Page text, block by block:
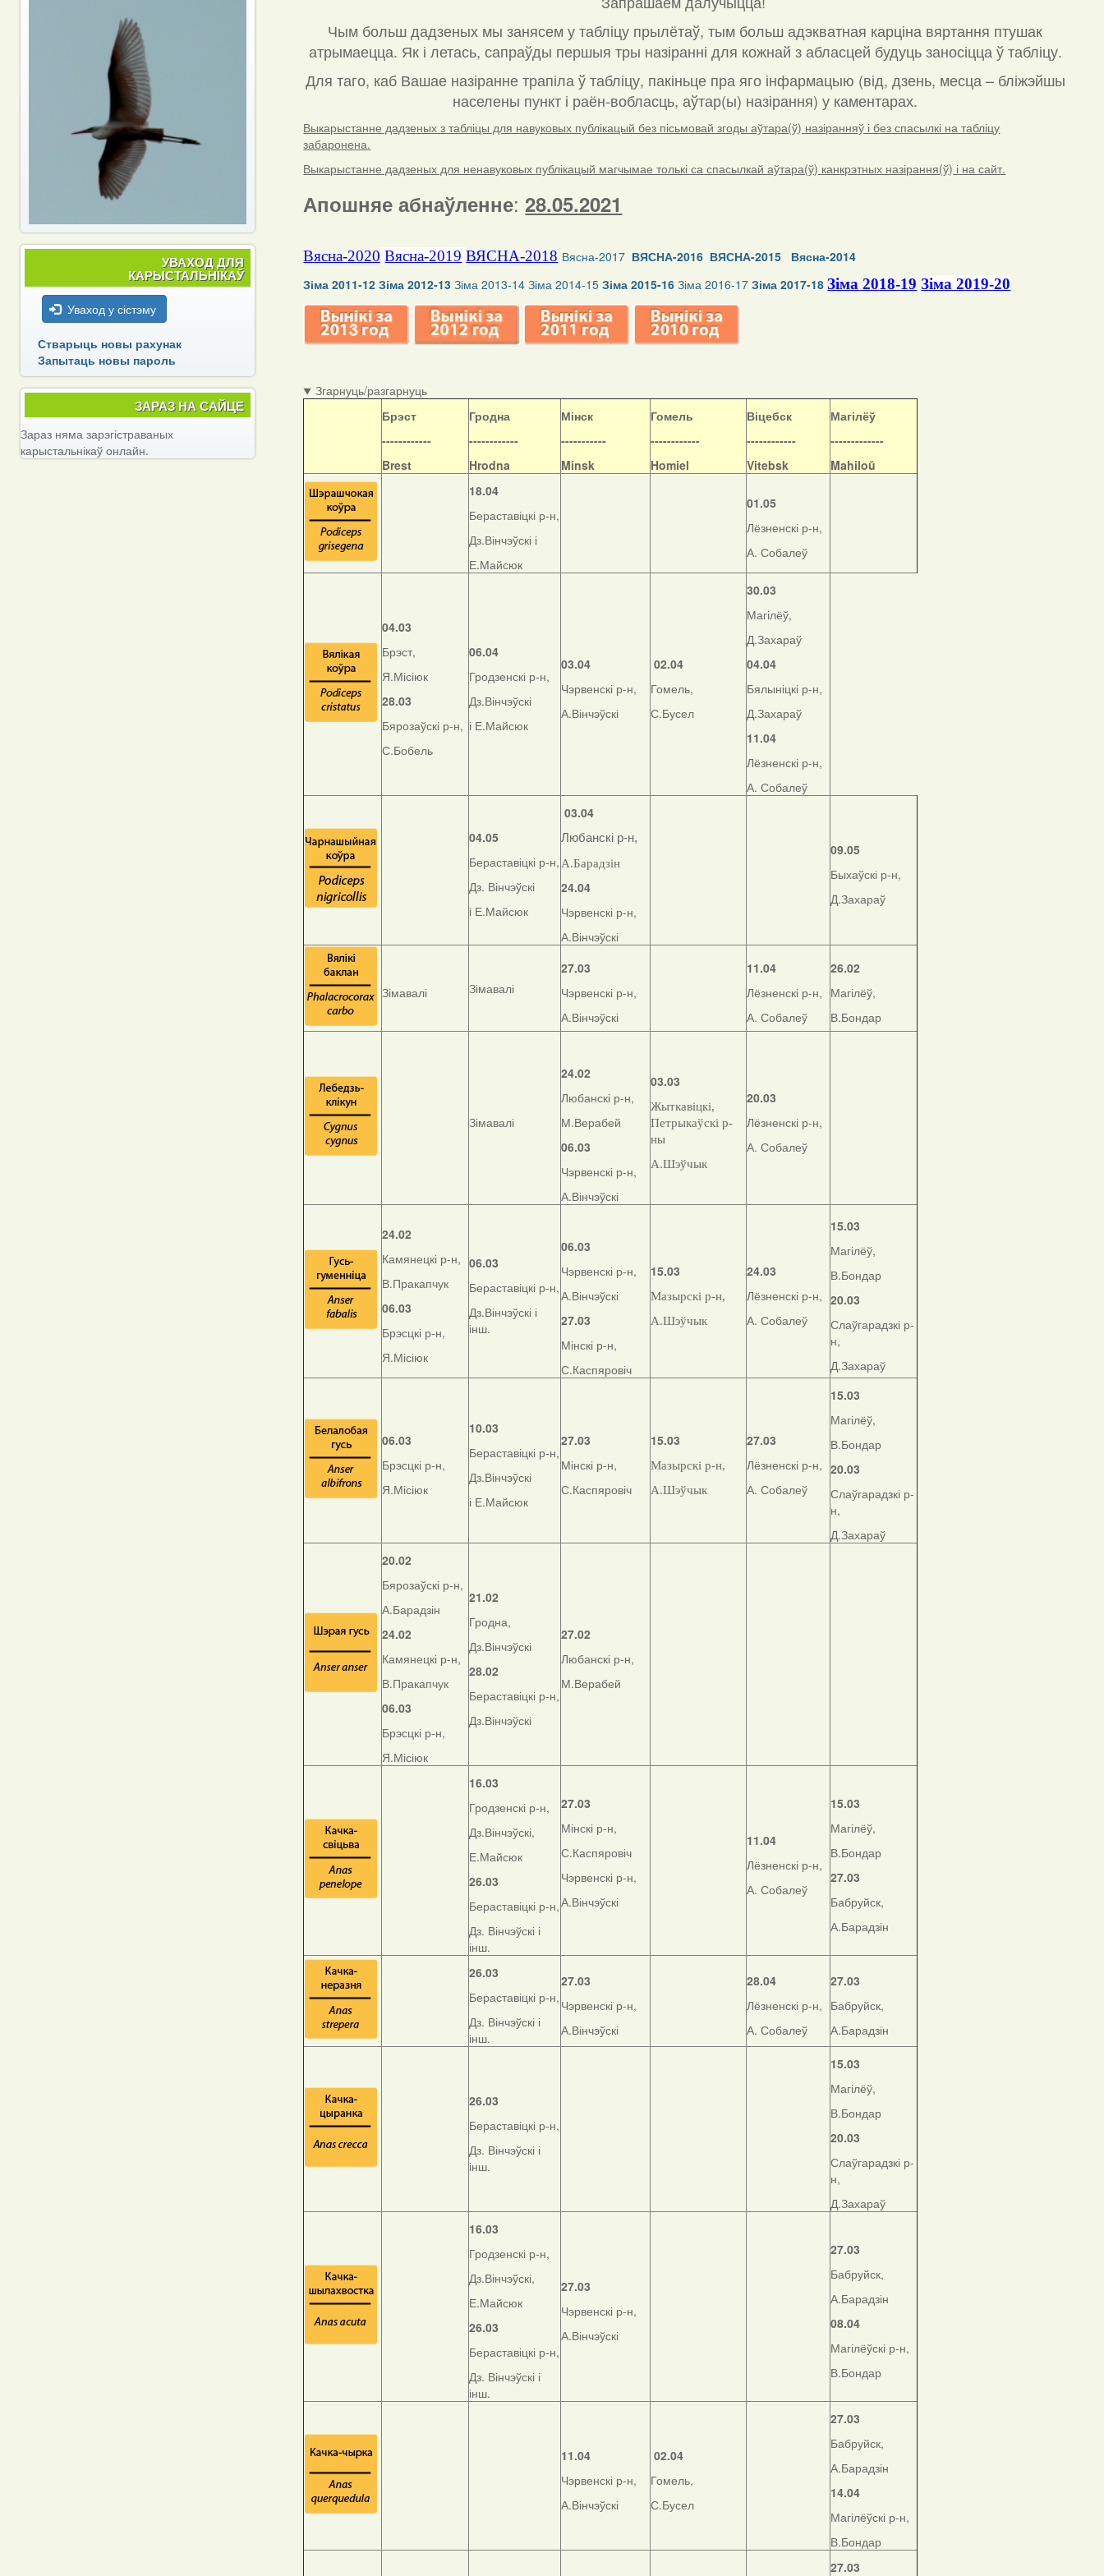
Чым больш дадзеных мы занясем у табліцу прылётаў, тым больш адэкватная карціна вяртання птушак
атрымаецца. Як і летась, сапраўды першыя тры назіранні для кожнай з абласцей будуць заносіцца ў табліцу.
Для таго, каб Вашае назіранне трапіла ў табліцу, пакіньце пра яго інфармацыю (від, дзень, месца – бліжэйшы
населены пункт і раён-вобласць, аўтар(ы) назірання) у каментарах.
Выкарыстанне дадзеных з табліцы для навуковых публікацый без пісьмовай згоды аўтара(ў) назіранняў і без спасылкі на табліцу
забаронена.
Выкарыстанне дадзеных для ненавуковых публікацый магчымае толькі са спасылкай аўтара(ў) канкрэтных назірання(ў) і на сайт.
Апошняе абнаўленне: 28.05.2021
Вясна-2020 Вясна-2019 ВЯСНА-2018 Вясна-2017 ВЯСНА-2016 ВЯСНА-2015
Вясна-2014
Зіма 2011-12 Зіма 2012-13 Зіма 2013-14 Зіма 2014-15 Зіма 2015-16 Зіма 2016-17 Зіма 2017-18 Зіма 2018-19 Зіма 2019-20
Згарнуць/разгарнуць
Брэст
------------
Brest
Гродна
------------
Hrodna
Мінск
-----------
Minsk
Гомель
------------
Homiel
Віцебск
------------
Vitebsk
Магілёў
-------------
Mahiloŭ
18.04
Бераставіцкі р-н,
Дз.Вінчэўскі і
Е.Майсюк
01.05
Лёзненскі р-н,
А. Собалеў
04.03
Брэст,
Я.Місіюк
28.03
Бярозаўскі р-н,
С.Бобель
06.04
Гродзенскі р-н,
Дз.Вінчэўскі
і Е.Майсюк
03.04
Чэрвенскі р-н,
А.Вінчэўскі
02.04
Гомель,
С.Бусел
30.03
Магілёў,
Д.Захараў
04.04
Бялыніцкі р-н,
Д.Захараў
11.04
Лёзненскі р-н,
А. Собалеў
04.05
Бераставіцкі р-н,
Дз. Вінчэўскі
і Е.Майсюк
03.04
Любанскі р-н,
А.Барадзін
24.04
Чэрвенскі р-н,
А.Вінчэўскі
09.05
Быхаўскі р-н,
Д.Захараў
Зімавалі Зімавалі
27.03
Чэрвенскі р-н,
А.Вінчэўскі
11.04
Лёзненскі р-н,
А. Собалеў
26.02
Магілёў,
В.Бондар
Зімавалі
24.02
Любанскі р-н,
М.Верабей
06.03
Чэрвенскі р-н,
А.Вінчэўскі
03.03
Жыткавіцкі,
Петрыкаўскі р-
ны
А.Шэўчык
20.03
Лёзненскі р-н,
А. Собалеў
24.02
Камянецкі р-н,
В.Пракапчук
06.03
Брэсцкі р-н,
Я.Місіюк
06.03
Бераставіцкі р-н,
Дз.Вінчэўскі і
інш.
06.03
Чэрвенскі р-н,
А.Вінчэўскі
27.03
Мінскі р-н,
С.Каспяровіч
15.03
Мазырскі р-н,
А.Шэўчык
24.03
Лёзненскі р-н,
А. Собалеў
15.03
Магілёў,
В.Бондар
20.03
Слаўгарадзкі р-
н,
Д.Захараў
06.03
Брэсцкі р-н,
Я.Місіюк
10.03
Бераставіцкі р-н,
Дз.Вінчэўскі
і Е.Майсюк
27.03
Мінскі р-н,
С.Каспяровіч
15.03
Мазырскі р-н,
А.Шэўчык
27.03
Лёзненскі р-н,
А. Собалеў
15.03
Магілёў,
В.Бондар
20.03
Слаўгарадзкі р-
н,
Д.Захараў
20.02
Бярозаўскі р-н,
А.Барадзін
24.02
Камянецкі р-н,
В.Пракапчук
06.03
Брэсцкі р-н,
Я.Місіюк
21.02
Гродна,
Дз.Вінчэўскі
28.02
Бераставіцкі р-н,
Дз.Вінчэўскі
27.02
Любанскі р-н,
М.Верабей
16.03
Гродзенскі р-н,
Дз.Вінчэўскі,
Е.Майсюк
26.03
Бераставіцкі р-н,
Дз. Вінчэўскі і
інш.
27.03
Мінскі р-н,
С.Каспяровіч
Чэрвенскі р-н,
А.Вінчэўскі
11.04
Лёзненскі р-н,
А. Собалеў
15.03
Магілёў,
В.Бондар
27.03
Бабруйск,
А.Барадзін
26.03
Бераставіцкі р-н,
Дз. Вінчэўскі і
інш.
27.03
Чэрвенскі р-н,
А.Вінчэўскі
28.04
Лёзненскі р-н,
А. Собалеў
27.03
Бабруйск,
А.Барадзін
26.03
Бераставіцкі р-н,
Дз. Вінчэўскі і
інш.
15.03
Магілёў,
В.Бондар
20.03
Слаўгарадзкі р-
н,
Д.Захараў
16.03
Гродзенскі р-н,
Дз.Вінчэўскі,
Е.Майсюк
26.03
Бераставіцкі р-н,
Дз. Вінчэўскі і
інш.
27.03
Чэрвенскі р-н,
А.Вінчэўскі
27.03
Бабруйск,
А.Барадзін
08.04
Магілёўскі р-н,
В.Бондар
11.04
Чэрвенскі р-н,
А.Вінчэўскі
02.04
Гомель,
С.Бусел
27.03
Бабруйск,
А.Барадзін
14.04
Магілёўскі р-н,
В.Бондар
27.03
УВАХОД ДЛЯ
КАРЫСТАЛЬНІКАЎ
Уваход у сістэму
Стварыць новы рахунак
Запытаць новы пароль
ЗАРАЗ НА САЙЦЕ
Зараз няма зарэгістраваных
карыстальнікаў онлайн.